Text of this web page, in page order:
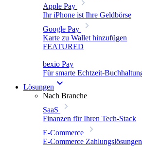
Apple Pay
Ihr iPhone ist Ihre Geldbörse
Google Pay
Karte zu Wallet hinzufügen
FEATURED
bexio Pay
Für smarte Echtzeit-
Lösungen
Nach Branche
SaaS
Finanzen für Ihren Tech-Stack
E-Commerce
E-Commerce Zahlungslösungen